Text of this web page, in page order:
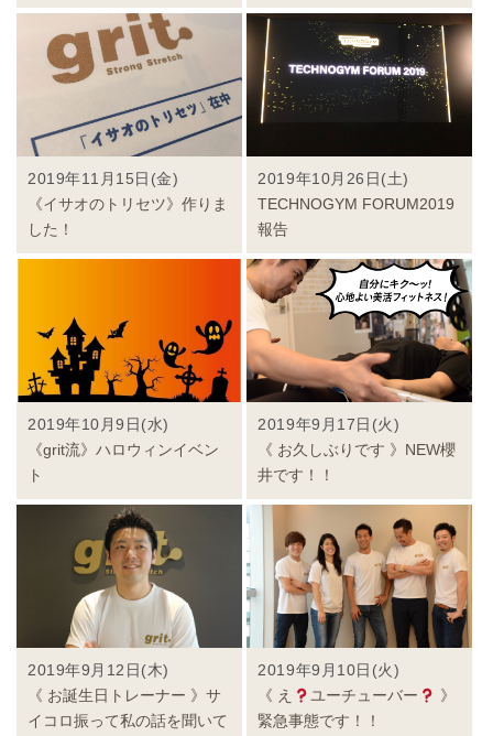
2019年11月15日(金)
《イサオのトリセツ》作りま
した！
2019年10月26日(土)
TECHNOGYM FORUM2019
報告
2019年10月9日(水)
《grit流》ハロウィンイベン
ト
2019年9月17日(火)
《 お久しぶりです 》NEW櫻
井です！！
2019年9月12日(木)
《 お誕生日トレーナー 》サ
イコロ振って私の話を聞いて
2019年9月10日(火)
《 え ユーチューバー
》
緊急事態です！！